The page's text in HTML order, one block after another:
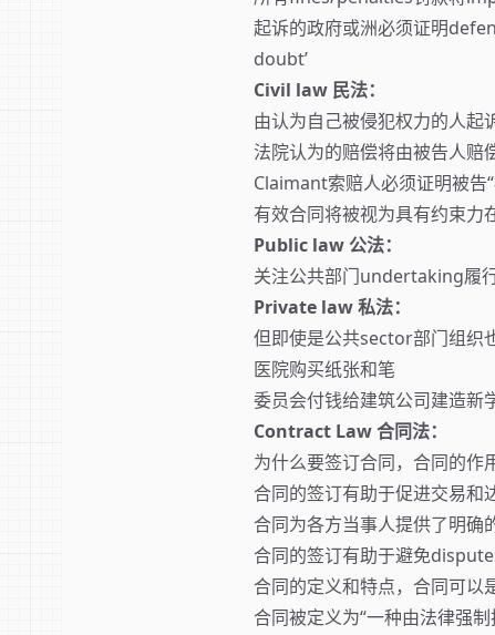
起诉的政府或洲必须证明
doubt’
Civil law 民法：
由认为自己被侵犯权力的人
法院认为的赔偿将由被告人赔
Claimant索赔人必须证明被告
有效合同将被视为具有约束力
Public law 公法：
关注公共部门undertaking履
Private law 私法：
但即使是公共sector部门组
医院购买纸张和笔
委员会付钱给建筑公司建造新
Contract Law 合同法：
为什么要签订合同，合同的作
合同的签订有助于促进交易和
合同为各方当事人提供了明确
合同的签订有助于避免
合同的定义和特点，合同可以
合同被定义为“一种由法律强